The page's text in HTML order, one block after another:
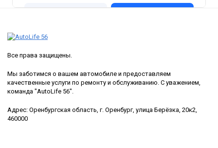
Все права защищены.
Мы заботимся о вашем автомобиле и предоставляем
качественные услуги по ремонту и обслуживанию. С уважением,
команда "AutoLife 56".
Адрес: Оренбургская область, г. Оренбург, улица Берёзка, 20к2,
460000